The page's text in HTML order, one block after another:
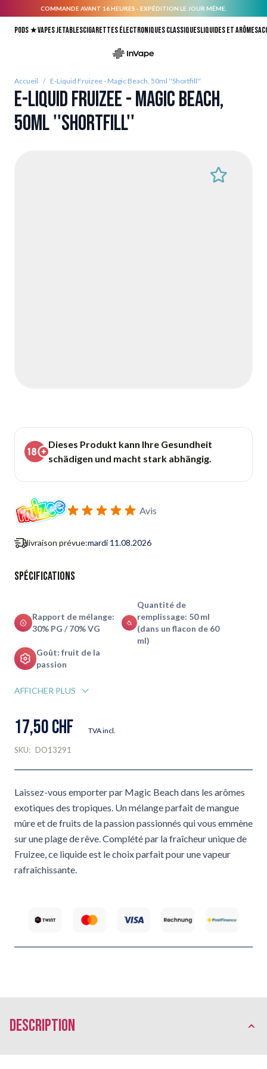
COMMANDE AVANT 16 HEURES - EXPÉDITION LE JOUR MÊME.
Pods ★Vapes jetablesCigarettes électroniques classiquesLiquides et arômes
Accueil / E-Liquid Fruizee - Magic Beach, 50ml ''Shortfill''
E-Liquid Fruizee - Magic Beach,
50ml ''Shortfill''
Dieses Produkt kann Ihre Gesundheit
schädigen und macht stark abhängig.
Avis
livraison prévue:mardi 11.08.2026
Spécifications
Rapport de mélange:
30% PG / 70% VG
Quantité de
remplissage: 50 ml
(dans un flacon de 60
ml)
Goût: fruit de la
passion
AFFICHER PLUS
17,50 CHF TVA incl.
SKU: DO13291
Laissez-vous emporter par Magic Beach dans les arômes
exotiques des tropiques. Un mélange parfait de mangue
mûre et de fruits de la passion passionnés qui vous emmène
sur une plage de rêve. Complété par la fraîcheur unique de
Fruizee, ce liquide est le choix parfait pour une vapeur
rafraîchissante.
Description